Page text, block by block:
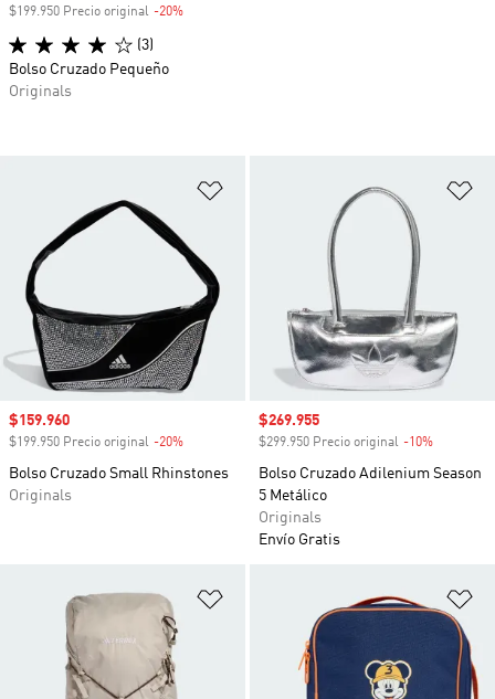
Añadir a la lista de deseos
Precio de venta
$159.960
$199.950 Precio original -20%
Bolso Cruzado Small Rhinstones
Originals
Precio de venta
$269.955
$299.950 Precio original -10%
Bolso Cruzado Adilenium Season
5 Metálico
Originals
Envío Gratis
Añadir a la lista de deseos
$199.950 Precio original -20%
(3)
Bolso Cruzado Pequeño
Originals